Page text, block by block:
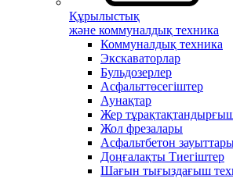
Құрылыстық
және коммуналдық техника
Коммуналдық техника
Экскаваторлар
Бульдозерлер
Асфальттөсегіштер
Аунақтар
Жер
Жол фрезалары
Асфальтбетон
Доңғалақты Тиегіштер
Шағын тығыздағыш